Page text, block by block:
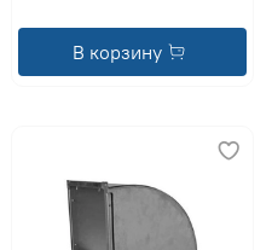
В корзину